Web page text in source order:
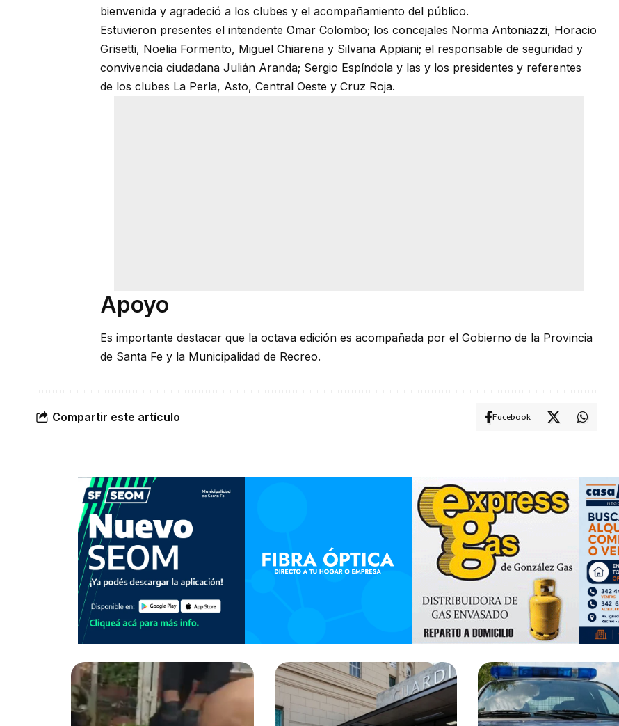
bienvenida y agradeció a los clubes y el acompañamiento del público.
Estuvieron presentes el intendente Omar Colombo; los concejales Norma Antoniazzi, Horacio
Grisetti, Noelia Formento, Miguel Chiarena y Silvana Appiani; el responsable de seguridad y
convivencia ciudadana Julián Aranda; Sergio Espíndola y las y los presidentes y referentes
de los clubes La Perla, Asto, Central Oeste y Cruz Roja.
Apoyo
Es importante destacar que la octava edición es acompañada por el Gobierno de la Provincia
de Santa Fe y la Municipalidad de Recreo.
Compartir este artículo Facebook